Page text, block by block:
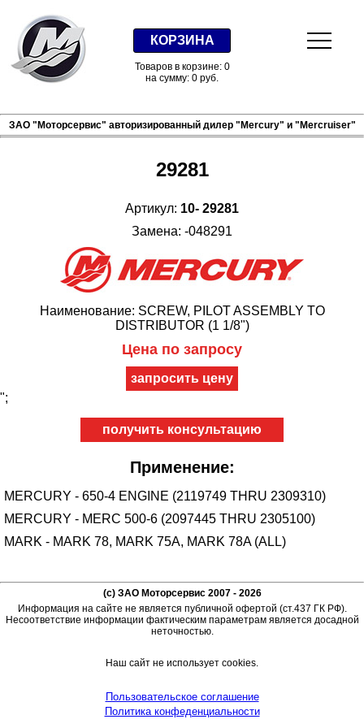
КОРЗИНА
Товаров в корзине: 0
на сумму: 0 руб.
ЗАО "Моторсервис" авторизированный дилер "Mercury" и "Mercruiser"
29281
Артикул: 10- 29281
Замена: -048291
Наименование: SCREW, PILOT ASSEMBLY TO
DISTRIBUTOR (1 1/8")
Цена по запросу
";
получить консультацию
Применение:
MERCURY - 650-4 ENGINE (2119749 THRU 2309310)
MERCURY - MERC 500-6 (2097445 THRU 2305100)
MARK - MARK 78, MARK 75A, MARK 78A (ALL)
(c) ЗАО Моторсервис 2007 - 2026
Информация на сайте не является публичной офертой (ст.437 ГК РФ).
Несоответствие информации фактическим параметрам является досадной
неточностью.
Наш сайт не использует cookies.
Пользовательское соглашение
Политика конфеденциальности